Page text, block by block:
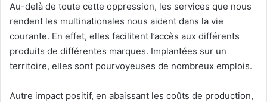
Au-delà de toute cette oppression, les services que nous
rendent les multinationales nous aident dans la vie
courante. En effet, elles facilitent l’accès aux différents
produits de différentes marques. Implantées sur un
territoire, elles sont pourvoyeuses de nombreux emplois.
Autre impact positif, en abaissant les coûts de production,